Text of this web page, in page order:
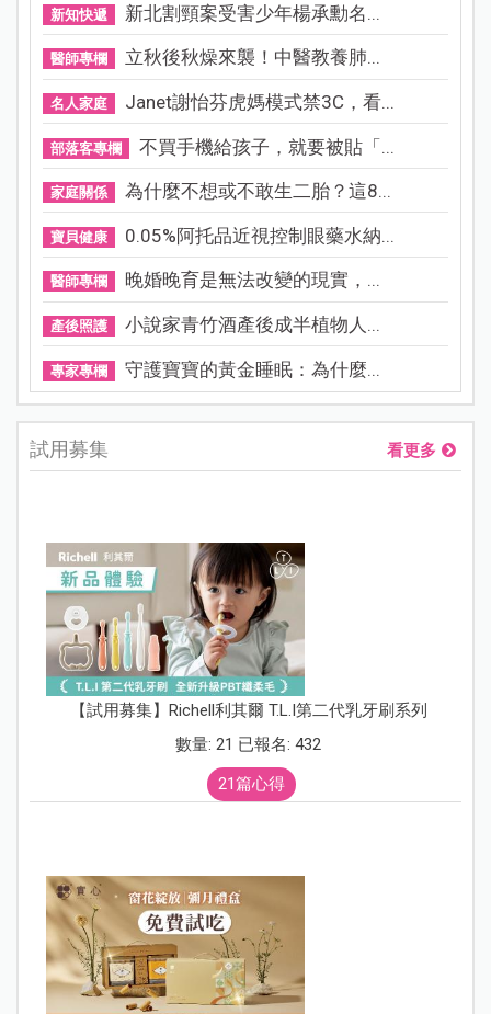
新知快遞 新北割頸案受害少年楊承勳名...
醫師專欄 立秋後秋燥來襲！中醫教養肺...
名人家庭 Janet謝怡芬虎媽模式禁3C，看...
部落客專欄 不買手機給孩子，就要被貼「...
家庭關係 為什麼不想或不敢生二胎？這8...
寶貝健康 0.05%阿托品近視控制眼藥水納...
醫師專欄 晚婚晚育是無法改變的現實，...
產後照護 小說家青竹酒產後成半植物人...
專家專欄 守護寶寶的黃金睡眠：為什麼...
試用募集 看更多
【試用募集】Richell利其爾 T.L.I第二代乳牙刷系列
數量: 21 已報名: 432
21篇心得